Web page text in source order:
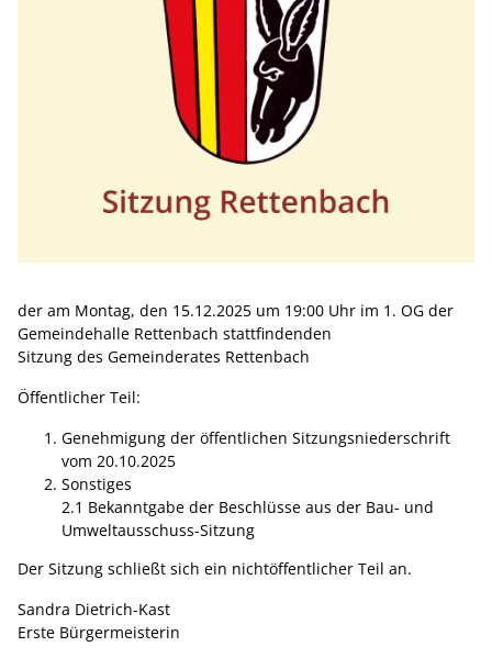
der am Montag, den 15.12.2025 um 19:00 Uhr im 1. OG der
Gemeindehalle Rettenbach stattfindenden
Sitzung des Gemeinderates Rettenbach
Öffentlicher Teil:
Genehmigung der öffentlichen Sitzungsniederschrift
vom 20.10.2025
Sonstiges
2.1 Bekanntgabe der Beschlüsse aus der Bau- und
Umweltausschuss-Sitzung
Der Sitzung schließt sich ein nichtöffentlicher Teil an.
Sandra Dietrich-Kast
Erste Bürgermeisterin